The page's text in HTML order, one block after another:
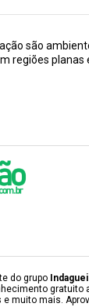
são
regiões planas
do grupo
gratuito
muito mais.